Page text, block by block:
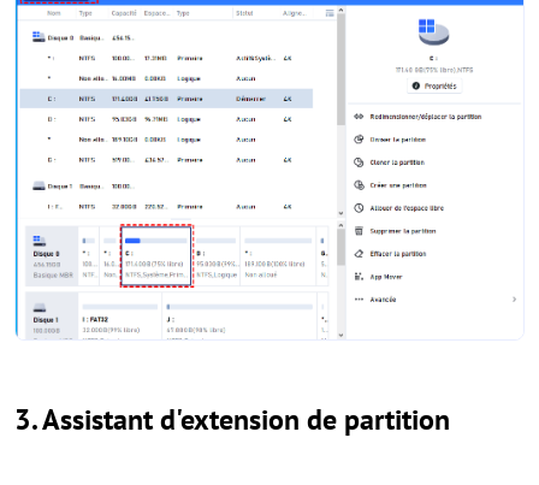
3. Assistant d'extension de partition